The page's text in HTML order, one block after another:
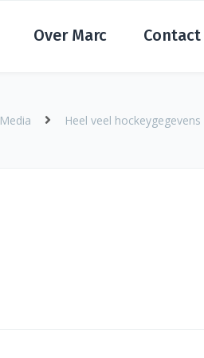
Over Marc Contact
Media Heel veel hockeygegevens